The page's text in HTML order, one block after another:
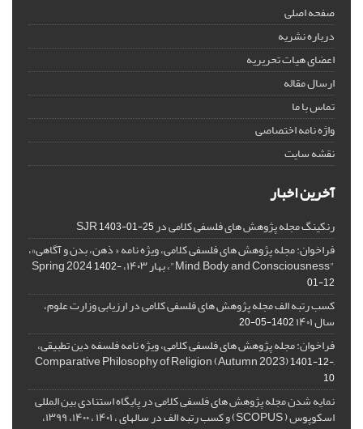
صفحه اصلی
درباره نشریه
اعضای هیات تحریریه
ارسال مقاله
تماس با ما
واژه نامه اختصاصی
نقشه سایت
آخرین اخبار
رنکینگ مجله پژوهش های فلسفی کلامی در SJR1403-01-25
فراخوان: مجله پژوهش های فلسفی کلامی، ویژه نامه « ذهن، بدن و آگاهی»،
"Mind, Body, and Consciousness"، بهار ۱۴۰۳، Spring 2024
1402-
01-12
کسب رتبه الف مجله پژوهش های فلسفی کلامی در ارزیابی وزارت علوم،
سال ۱۴۰۱ 1402-05-20
فراخوان: مجله پژوهش های فلسفی کلامی، ویژه نامه فلسفه دین تطبیقی،
,Comparative Philosophy of Religion (Autumn 2023)
1401-12-
10
نمایه شدن مجله پژوهش های فلسفی کلامی در پایگاه استنادی بین المللی
اسکوپوس ( SCOPUS) و کسب رتبه الف در سالهای ، ۱۴۰۱ ، ۱۴۰۰، ۱۳۹۹،